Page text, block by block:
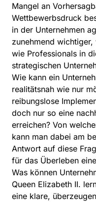
Mangel an
Wettbewerbsdruck
in der Unternehmen
zunehmend
wie Professionals in
strategischen
Wie kann ein
realitätsnah wie nur
reibungslose
doch nur so eine
erreichen? Von
kann man dabei am
Antwort auf diese
für das Überleben
Was können
Queen Elizabeth II.
eine klare,